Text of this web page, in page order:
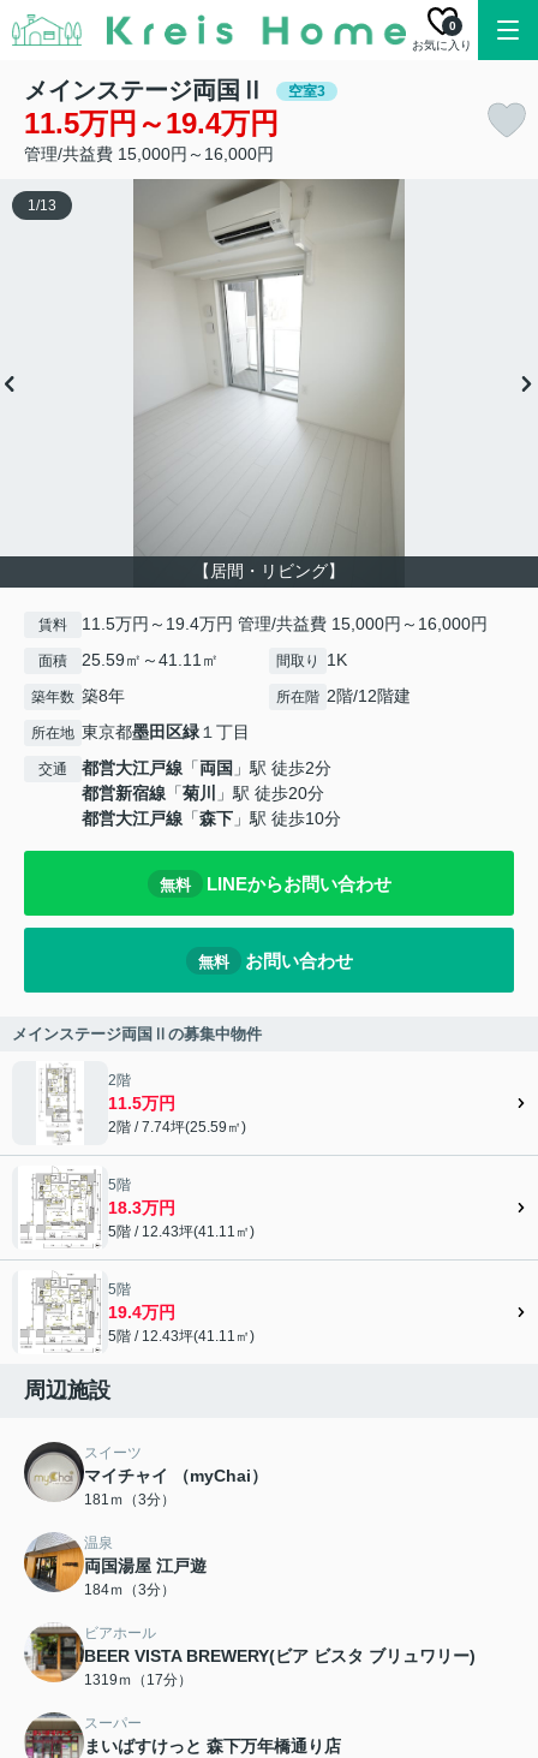
お気に入り
0
メインステージ両国Ⅱ 空室3
11.5万円～19.4万円
管理/共益費 15,000円～16,000円
【居間・リビング】
1/13
賃料 11.5万円～19.4万円 管理/共益費 15,000円～16,000円
面積 25.59㎡～41.11㎡ 間取り 1K
築年数 築8年 所在階 2階/12階建
所在地 東京都墨田区緑１丁目
交通 都営大江戸線 「両国 」駅 徒歩2分
都営新宿線 「菊川
」駅 徒歩20分
都営大江戸線 「森下 」駅 徒歩10分
無料 LINEからお問い合わせ
無料 お問い合わせ
メインステージ両国Ⅱの募集中物件
2階
11.5万円
2階 / 7.74坪(25.59㎡)
5階
18.3万円
5階 / 12.43坪(41.11㎡)
5階
19.4万円
5階 / 12.43坪(41.11㎡)
周辺施設
スイーツ
マイチャイ （myChai）
181ｍ（3分）
温泉
両国湯屋 江戸遊
184ｍ（3分）
ビアホール
BEER VISTA BREWERY(ビア ビスタ ブリュワリー)
1319ｍ（17分）
スーパー
まいばすけっと 森下万年橋通り店